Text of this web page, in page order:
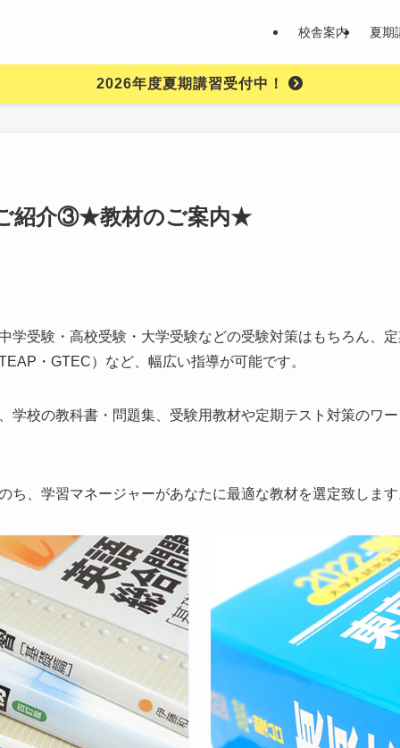
校舎案内 夏期
2026年度夏期講習受付中！
紹介③★教材のご案内★
学受験・高校受験・大学受験などの受験対策はもちろん、
・GTEC）など、幅広い指導が可能です。
学校の教科書・問題集、受験用教材や定期テスト対策のワ
ち、学習マネージャーがあなたに最適な教材を選定致しま